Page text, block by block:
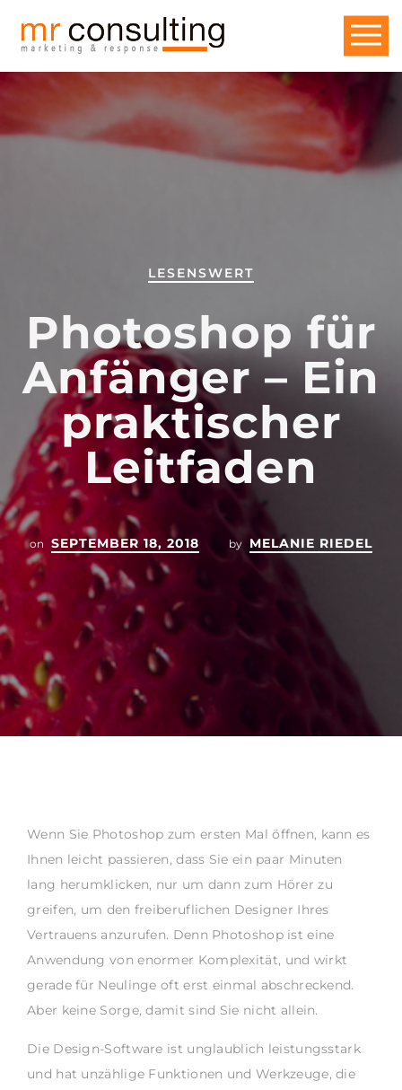
LESENSWERT
Photoshop für
Anfänger – Ein
praktischer
Leitfaden
on SEPTEMBER 18, 2018 by MELANIE RIEDEL
Wenn Sie Photoshop zum ersten Mal öffnen, kann es
Ihnen leicht passieren, dass Sie ein paar Minuten
lang herumklicken, nur um dann zum Hörer zu
greifen, um den freiberuflichen Designer Ihres
Vertrauens anzurufen. Denn Photoshop ist eine
Anwendung von enormer Komplexität, und wirkt
gerade für Neulinge oft erst einmal abschreckend.
Aber keine Sorge, damit sind Sie nicht allein.
Die Design-Software ist unglaublich leistungsstark
und hat unzählige Funktionen und Werkzeuge, die